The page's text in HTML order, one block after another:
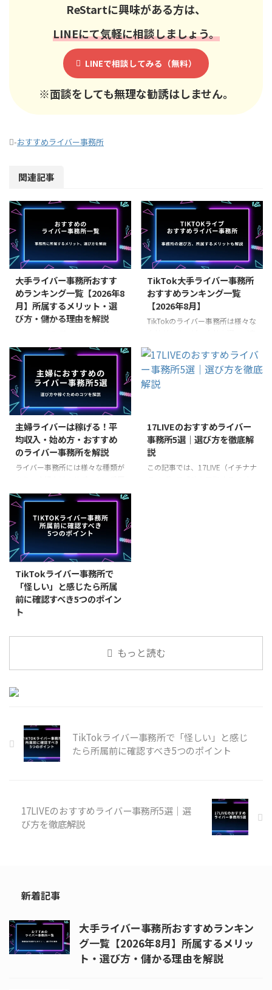
ReStartに興味がある方は、
LINEにて気軽に相談しましょう。
LINEで相談してみる（無料）
※面談をしても無理な勧誘はしません。
-おすすめライバー事務所
関連記事
大手ライバー事務所おすす
めランキング一覧【2026年8
月】所属するメリット・選
び方・儲かる理由を解説
りますが、アプリ別に強みを持っ
ていることが多いです。そのた
め、自分が何のアプリでどんな配
信をしたいかを検討する所から始
めましょう。この記事ではおすす
めのライバー事務所や所属するに
あたってのメリットなどを解説し
ます。 この記事で伝えたいこと
ライバー事務所に所属すべき理由
ライバー事務所は実績豊富な所を
選ぶと間違いない ライブ配信ア
代理店）を選ぼう ライバー事務
所とは ライバー事務所とは、ラ
イブ配信者の育成やマネジメント
を行い、ライバーの配信活動を ...
TikTok大手ライバー事務所
おすすめランキング一覧
【2026年8月】
TikTokのライバー事務所は様々な
いか分からないという方も多いの
ではないでしょうか。ライバー事
務所の選び方は様々ありますが、
実績とノルマの有無で選べば間違
ブのライバー事務所とは？
TikTokのライバー事務所とは、
TikTokアプリ内のライブ配信機能
「TikTok LIVE」で配信するライ
主婦ライバーは稼げる！平
均収入・始め方・おすすめ
のライバー事務所を解説
ライバー事務所には様々な種類が
い事務所も存在します。また、ラ
イブ配信アプリのリスナー層的に
主婦ライバーは最も伸びやすいた
め、所属する事務所次第でその後
の活躍は大きく変わるでしょう。
本記事では主婦におすすめのライ
バー事務所を紹介します。 主
婦・シングルマザーがライブ配信
で稼げる理由 結論から言うと、
主婦やシングルマザーはライブ配
信で稼げます。 主婦ライバー・
以下の通りです。 リスナーさん
の年齢層に刺さるから 主婦・シ
17LIVEのおすすめライバー
事務所5選｜選び方を徹底解
説
この記事では、17LIVE（イチナナ
事務所とは 17LIVEのライ ...
TikTokライバー事務所で
「怪しい」と感じたら所属
前に確認すべき5つのポイン
ト
ー事務所が怪しいと言われるのか
その背景を解説します。あわせ
務所を見極めるためのポイントに
も触れていくため、参考にしてく
live.jp/media/recommend-
tiktoklive-agency/ なぜTikTokラ
イバー事務所は怪しいと言われる
のか TikTokライバー事務所が怪
もっと読む
TikTokライバー事務所で「怪しい」と感じ
たら所属前に確認すべき5つのポイント
17LIVEのおすすめライバー事務所5選｜選
び方を徹底解説
新着記事
大手ライバー事務所おすすめランキン
グ一覧【2026年8月】所属するメリッ
ト・選び方・儲かる理由を解説